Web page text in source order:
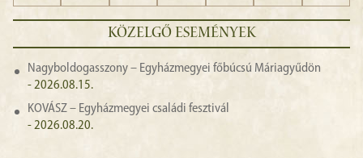
KÖZELGŐ ESEMÉNYEK
Nagyboldogasszony – Egyházmegyei főbúcsú Máriagyűdön
- 2026.08.15.
KOVÁSZ – Egyházmegyei családi fesztivál
- 2026.08.20.